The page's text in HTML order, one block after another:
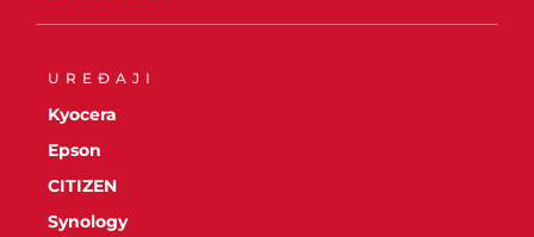
UREĐAJI
Kyocera
Epson
CITIZEN
Synology